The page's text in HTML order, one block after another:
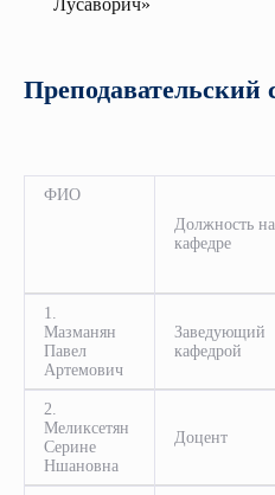
Лусаворич»
Преподавательский
ФИО
Должность на
кафедре
1.
Мазманян
Павел
Артемович
Заведующий
кафедрой
2.
Меликсетян
Серине
Ншановна
Доцент